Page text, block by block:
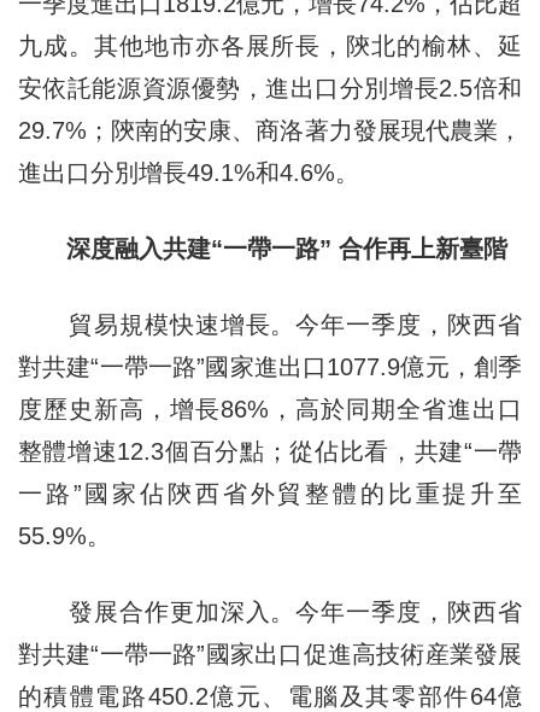
九成。其他地市亦各展所長，陝北的榆林、延
安依託能源資源優勢，進出口分別增長2.5倍和
29.7%；陝南的安康、商洛著力發展現代農業，
進出口分別增長49.1%和4.6%。
深度融入共建“一帶一路” 合作再上新臺階
貿易規模快速增長。今年一季度，陝西省
對共建“一帶一路”國家進出口1077.9億元，創季
度歷史新高，增長86%，高於同期全省進出口
整體增速12.3個百分點；從佔比看，共建“一帶
一路”國家佔陝西省外貿整體的比重提升至
55.9%。
發展合作更加深入。今年一季度，陝西省
對共建“一帶一路”國家出口促進高技術産業發展
的積體電路450.2億元、電腦及其零部件64億